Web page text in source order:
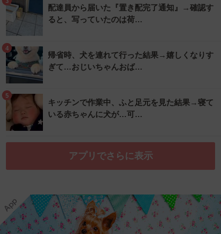
配達員から届いた『置き配完了通知』→確認す
ると、写っていたのは荷…
4
帰省時、犬を連れて行った結果→嬉しくなりす
ぎて…おじいちゃんおば…
5
キッチンで作業中、ふと足元を見た結果→寝て
いる赤ちゃんに犬が…可…
アプリでさらに表示